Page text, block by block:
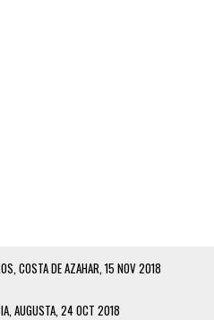
COSTA DE AZAHAR, 15 NOV 2018
AUGUSTA, 24 OCT 2018